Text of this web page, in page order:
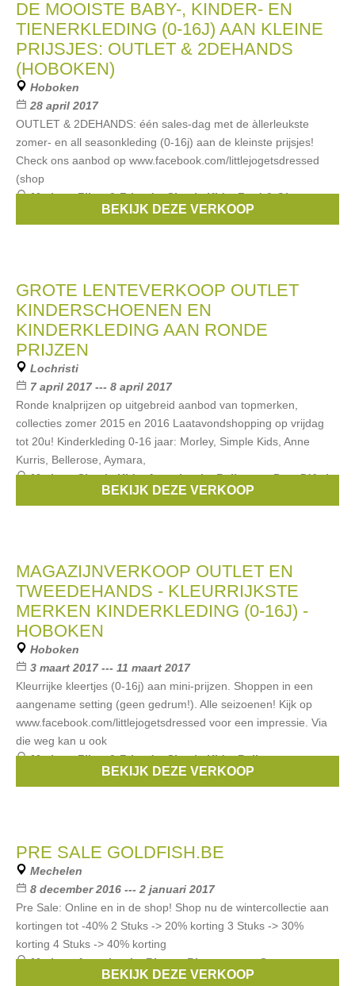
DE MOOISTE BABY-, KINDER- EN
TIENERKLEDING (0-16J) AAN KLEINE
PRIJSJES: OUTLET & 2DEHANDS
(HOBOKEN)
Hoboken
28 april 2017
OUTLET & 2DEHANDS: één sales-dag met de àllerleukste
zomer- en all seasonkleding (0-16j) aan de kleinste prijsjes!
Check ons aanbod op www.facebook.com/littlejogetsdressed
(shop
Merken:Filou & Friends,Simple Kids,Fred & Ginger,
Limon, ...
BEKIJK DEZE VERKOOP
GROTE LENTEVERKOOP OUTLET
KINDERSCHOENEN EN
KINDERKLEDING AAN RONDE
PRIJZEN
Lochristi
7 april 2017 --- 8 april 2017
Ronde knalprijzen op uitgebreid aanbod van topmerken,
collecties zomer 2015 en 2016 Laatavondshopping op vrijdag
tot 20u! Kinderkleding 0-16 jaar: Morley, Simple Kids, Anne
Kurris, Bellerose, Aymara,
Merken:Simple Kids,Anne kurris,Bellerose,Pom D'Api,
BEKIJK DEZE VERKOOP
MAGAZIJNVERKOOP OUTLET EN
TWEEDEHANDS - KLEURRIJKSTE
MERKEN KINDERKLEDING (0-16J) -
HOBOKEN
Hoboken
3 maart 2017 --- 11 maart 2017
Kleurrijke kleertjes (0-16j) aan mini-prijzen. Shoppen in een
aangename setting (geen gedrum!). Alle seizoenen! Kijk op
www.facebook.com/littlejogetsdressed voor een impressie. Via
die weg kan u ook
Merken:Filou & Friends,Simple Kids,Bellerose,
American Outfitters,Vinrose, ...
BEKIJK DEZE VERKOOP
PRE SALE GOLDFISH.BE
Mechelen
8 december 2016 --- 2 januari 2017
Pre Sale: Online en in de shop! Shop nu de wintercollectie aan
kortingen tot -40% 2 Stuks -> 20% korting 3 Stuks -> 30%
korting 4 Stuks -> 40% korting
Merken:Anne kurris,Rita co Rita,aymara,Superga,
BEKIJK DEZE VERKOOP